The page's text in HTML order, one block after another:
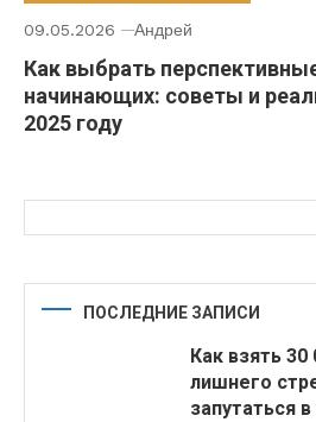
09.05.2026 Андрей
Как выбрать
начинающих: советы и
2025 году
ПОСЛЕДНИЕ ЗАПИСИ
Как взять
лишнего
запутаться